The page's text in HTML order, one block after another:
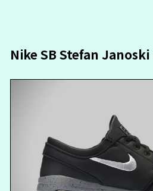
Nike SB Stefan Janoski